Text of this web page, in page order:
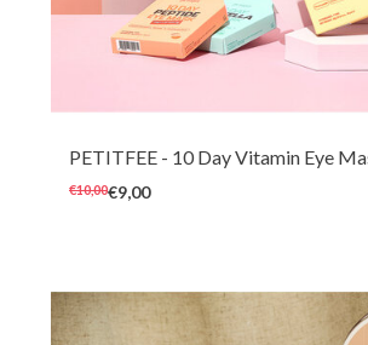
Dit vrolijke 10-daagse oogmasker met
complex kan een vermoeide en doffe huid snel
PETITFEE - 10 Day Vitamin Eye
€10,00€9,00